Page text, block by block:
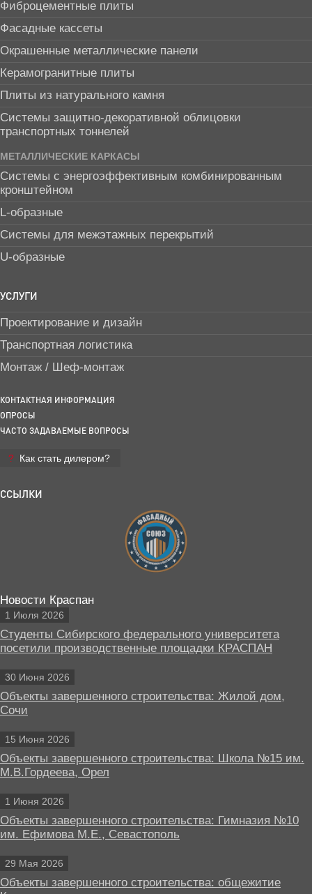
Фиброцементные плиты
Фасадные кассеты
Окрашенные металлические панели
Керамогранитные плиты
Плиты из натурального камня
Системы защитно-декоративной облицовки
транспортных тоннелей
МЕТАЛЛИЧЕСКИЕ КАРКАСЫ
Системы с энергоэффективным комбинированным
кронштейном
L-образные
Системы для межэтажных перекрытий
U-образные
УСЛУГИ
Проектирование и дизайн
Транспортная логистика
Монтаж / Шеф-монтаж
КОНТАКТНАЯ ИНФОРМАЦИЯ
ОПРОСЫ
ЧАСТО ЗАДАВАЕМЫЕ ВОПРОСЫ
Как стать дилером?
ССЫЛКИ
Новости Краспан
1 Июля 2026
Студенты Сибирского федерального университета
посетили производственные площадки КРАСПАН
30 Июня 2026
Объекты завершенного строительства: Жилой дом,
Сочи
15 Июня 2026
Объекты завершенного строительства: Школа №15 им.
М.В.Гордеева, Орел
1 Июня 2026
Объекты завершенного строительства: Гимназия №10
им. Ефимова М.Е., Севастополь
29 Мая 2026
Объекты завершенного строительства: общежитие